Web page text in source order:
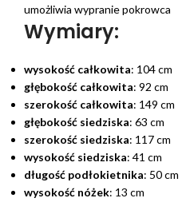
umożliwia wypranie pokrowca
Wymiary:
wysokość całkowita: 104 cm
głębokość całkowita: 92 cm
szerokość całkowita: 149 cm
głębokość siedziska: 63 cm
szerokość siedziska: 117 cm
wysokość siedziska: 41 cm
długość podłokietnika: 50 cm
wysokość nóżek: 13 cm